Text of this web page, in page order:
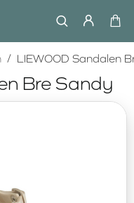
Bre Sandy
LIEWOOD Sandalen